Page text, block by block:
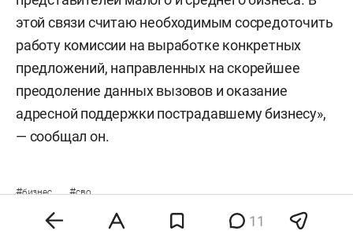
этой связи считаю необходимым сосредоточить
работу комиссии на выработке конкретных
предложений, направленных на скорейшее
преодоление данных вызовов и оказание
адресной поддержки пострадавшему бизнесу»,
— сообщал он.
#бизнес #сво
11